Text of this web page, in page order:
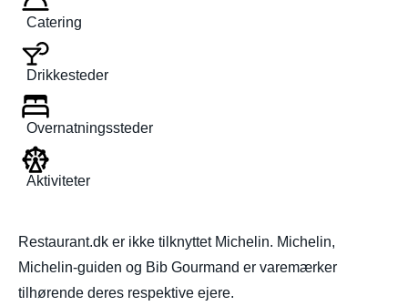
Catering
Drikkesteder
Overnatningssteder
Aktiviteter
Restaurant.dk er ikke tilknyttet Michelin. Michelin,
Michelin-guiden og Bib Gourmand er varemærker
tilhørende deres respektive ejere.